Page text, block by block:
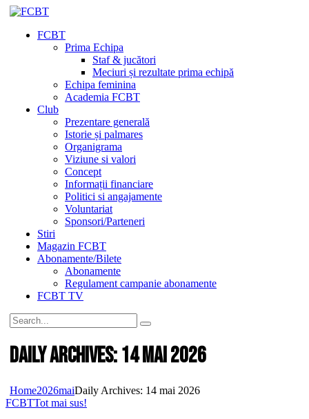
FCBT
Prima Echipa
Staf & jucători
Meciuri și rezultate prima echipă
Echipa feminina
Academia FCBT
Club
Prezentare generală
Istorie și palmares
Organigrama
Viziune si valori
Concept
Informații financiare
Politici si angajamente
Voluntariat
Sponsori/Parteneri
Stiri
Magazin FCBT
Abonamente/Bilete
Abonamente
Regulament campanie abonamente
FCBT TV
Daily Archives: 14 mai 2026
Home2026maiDaily Archives: 14 mai 2026
FCBTTot mai sus!